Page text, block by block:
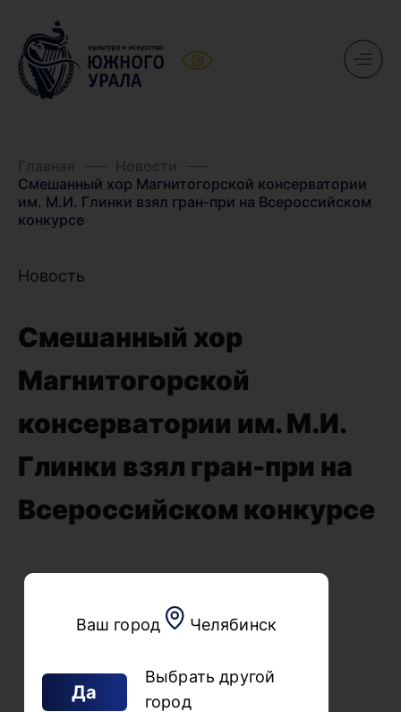
Ваш город Челябинск
Да
Выбрать другой
город
Главная
Новости
Смешанный хор Магнитогорской консерватории
им. М.И. Глинки взял гран-при на Всероссийском
конкурсе
Новость
Смешанный хор
Магнитогорской
консерватории им. М.И.
Глинки взял гран-при на
Всероссийском конкурсе